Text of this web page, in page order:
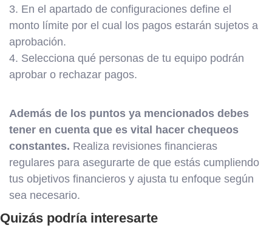
3. En el apartado de configuraciones define el
monto límite por el cual los pagos estarán sujetos a
aprobación.
4. Selecciona qué personas de tu equipo podrán
aprobar o rechazar pagos.
Además de los puntos ya mencionados debes
tener en cuenta que es vital hacer chequeos
constantes. Realiza revisiones financieras
regulares para asegurarte de que estás cumpliendo
tus objetivos financieros y ajusta tu enfoque según
sea necesario.
Quizás podría interesarte